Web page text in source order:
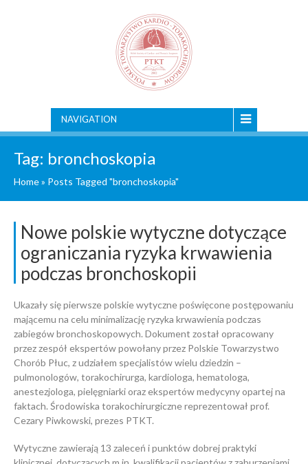
NAVIGATION
Tag: bronchoskopia
Home» Posts Tagged "bronchoskopia"
Nowe polskie wytyczne dotyczące
ograniczania ryzyka krwawienia
podczas bronchoskopii
Ukazały się pierwsze polskie wytyczne poświęcone postępowaniu
mającemu na celu minimalizację ryzyka krwawienia podczas
zabiegów bronchoskopowych. Dokument został opracowany
przez zespół ekspertów powołany przez Polskie Towarzystwo
Chorób Płuc, z udziałem specjalistów wielu dziedzin –
pulmonologów, torakochirurga, kardiologa, hematologa,
anestezjologa, pielęgniarki oraz ekspertów medycyny opartej na
faktach. Środowiska torakochirurgiczne reprezentował prof.
Cezary Piwkowski, prezes PTKT.
Wytyczne zawierają 13 zaleceń i punktów dobrej praktyki